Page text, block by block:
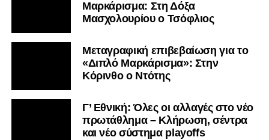
Μαρκάρισμα: Στη Δόξα
Μασχολουρίου ο Τσόφλιος
Μεταγραφική επιβεβαίωση για το
«Διπλό Μαρκάρισμα»: Στην
Κόρινθο ο Ντότης
Γ’ Εθνική: Όλες οι αλλαγές στο νέο
πρωτάθλημα – Κλήρωση, σέντρα
και νέο σύστημα playoffs